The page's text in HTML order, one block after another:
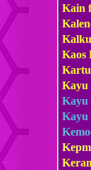
Kain
Kaos
Kayu
Kayu
Kepm